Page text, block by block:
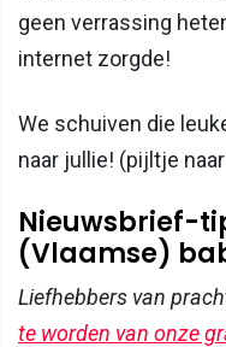
geen verrassing
internet zorgde!
We schuiven die
naar jullie! (pijltje
Nieuwsbrief-
(Vlaamse)
Liefhebbers van
te worden van onze